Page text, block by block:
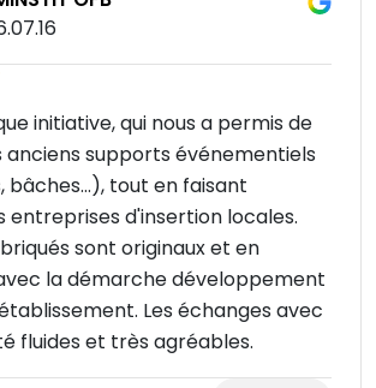
initiative, qui nous a permis de
anciens supports événementiels
bâches...), tout en faisant
entreprises d'insertion locales.
sont originaux et en
la démarche développement
Les échanges avec
fluides et très agréables.